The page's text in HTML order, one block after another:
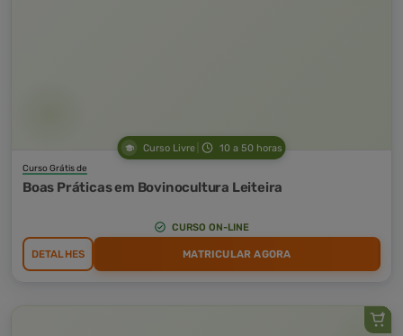
Curso Livre 10 a 50 horas
Curso Grátis de
Boas Práticas em Bovinocultura Leiteira
CURSO ON-LINE
DETALHES MATRICULAR AGORA